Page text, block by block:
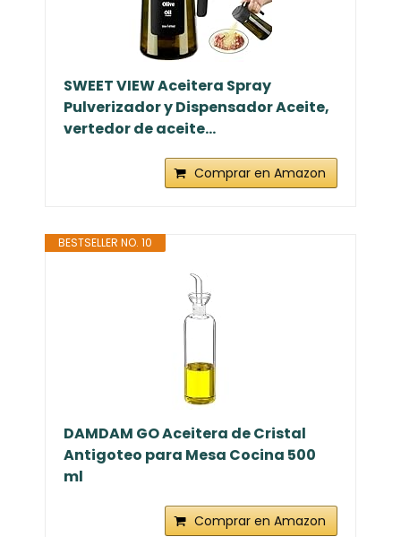
SWEET VIEW Aceitera Spray
Pulverizador y Dispensador Aceite,
vertedor de aceite...
Comprar en Amazon
BESTSELLER NO. 10
DAMDAM GO Aceitera de Cristal
Antigoteo para Mesa Cocina 500
ml
Comprar en Amazon